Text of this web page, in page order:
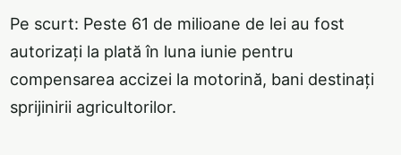
Pe scurt: Peste 61 de milioane de lei au fost
autorizați la plată în luna iunie pentru
compensarea accizei la motorină, bani destinați
sprijinirii agricultorilor.